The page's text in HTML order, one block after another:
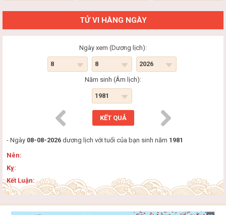
TỬ VI HÀNG NGÀY
Ngày xem (Dương lịch):
Năm sinh (Âm lịch):
- Ngày 08-08-2026 dương lịch với tuổi của bạn sinh năm 1981
Nên:
Kỵ:
Kết Luận: